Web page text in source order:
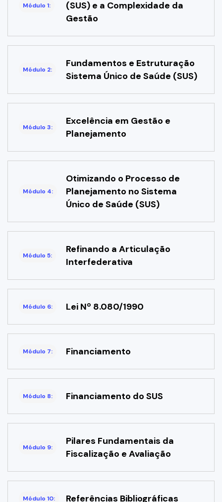
Módulo 1:
(SUS) e a Complexidade da
Gestão
Módulo 2:
Fundamentos e Estruturação
Sistema Único de Saúde (SUS)
Módulo 3:
Excelência em Gestão e
Planejamento
Módulo 4:
Otimizando o Processo de
Planejamento no Sistema
Único de Saúde (SUS)
Módulo 5:
Refinando a Articulação
Interfederativa
Módulo 6: Lei Nº 8.080/1990
Módulo 7: Financiamento
Módulo 8: Financiamento do SUS
Módulo 9:
Pilares Fundamentais da
Fiscalização e Avaliação
Módulo 10: Referências Bibliográficas